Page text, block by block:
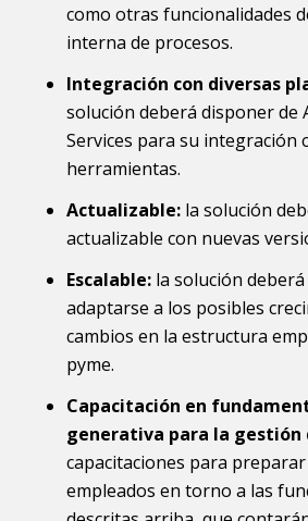
como otras funcionalidades
interna de procesos.
Integración con diversas
solución deberá disponer de
Services para su integración
herramientas.
Actualizable: la solución
actualizable con nuevas
Escalable: la solución
adaptarse a los posibles
cambios en la estructura
pyme.
Capacitación en
generativa para la gestión
capacitaciones para
empleados en torno a las